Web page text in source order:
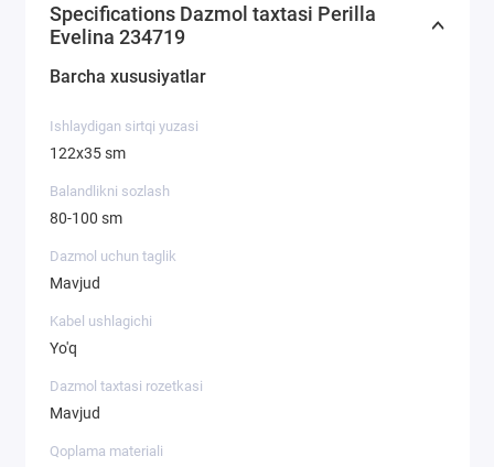
Specifications Dazmol taxtasi Perilla
Evelina 234719
Barcha xususiyatlar
Ishlaydigan sirtqi yuzasi
122х35 sm
Balandlikni sozlash
80-100 sm
Dazmol uchun taglik
Mavjud
Kabel ushlagichi
Yo'q
Dazmol taxtasi rozetkasi
Mavjud
Qoplama materiali